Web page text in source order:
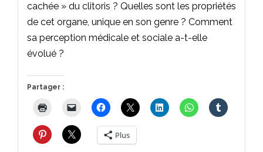
cachée » du clitoris ? Quelles sont les propriétés
de cet organe, unique en son genre ? Comment
sa perception médicale et sociale a-t-elle
évolué ?
Partager :
Plus